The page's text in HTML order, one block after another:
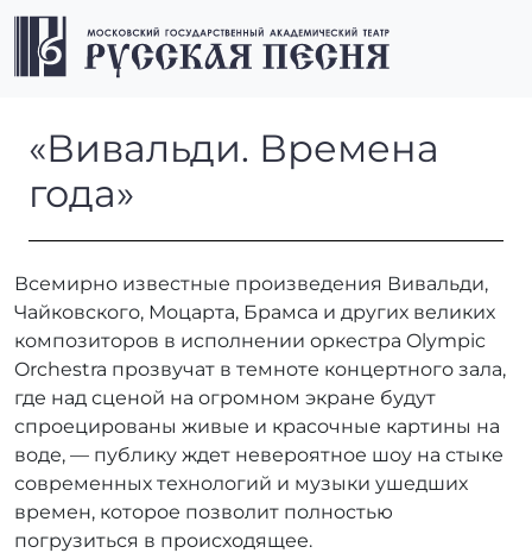
Перейти к содержимому
Перейти к футеру
«Вивальди. Времена года»
«Вивальди. Времена
года»
Всемирно известные произведения Вивальди,
Чайковского, Моцарта, Брамса и других великих
композиторов в исполнении оркестра Olympic
Orchestra прозвучат в темноте концертного зала,
где над сценой на огромном экране будут
спроецированы живые и красочные картины на
воде, — публику ждет невероятное шоу на стыке
современных технологий и музыки ушедших
времен, которое позволит полностью
погрузиться в происходящее.